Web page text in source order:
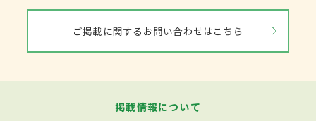
ご掲載に関するお問い合わせはこちら
掲載情報について